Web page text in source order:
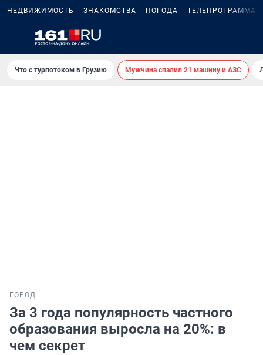
НЕДВИЖИМОСТЬ ЗНАКОМСТВА ПОГОДА ТЕЛЕПРОГРАММА
Что с турпотоком в Грузию Мужчина спалил 21 машину и АЗС
ГОРОД
За 3 года популярность частного
образования выросла на 20%: в
чем секрет